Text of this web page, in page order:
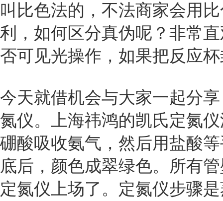
叫比色法的，不法商家会用
利，如何区分真伪呢？非常
否可见光操作，如果把反应
今天就借机会与大家一起分
氮仪。上海祎鸿的凯氏定氮
硼酸吸收氨气，然后用盐酸
底后，颜色成翠绿色。所有
定氮仪上场了。定氮仪步骤